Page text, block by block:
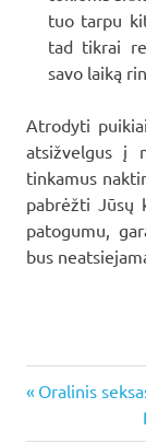
tuo tarpu
tad tikrai
savo laiką
Atrodyti
atsižvelgus į
tinkamus
pabrėžti Jūsų
patogumu,
bus
Previous
Oralinis